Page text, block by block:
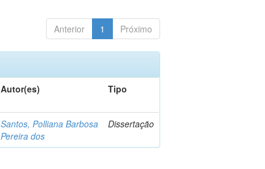
Anterior 1 Próximo
Autor(es) Tipo
Santos, Polliana Barbosa
Pereira dos
Dissertação